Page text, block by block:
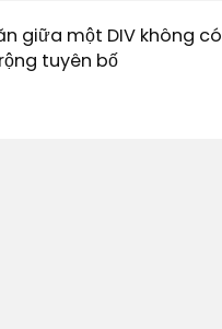
giữa một DIV không có
tuyên bố